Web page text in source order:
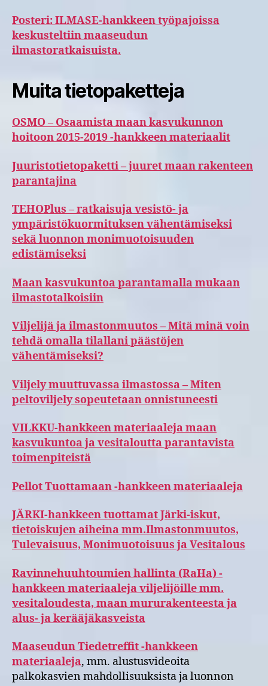
Posteri: ILMASE-hankkeen työpajoissa
keskusteltiin maaseudun
ilmastoratkaisuista.
Muita tietopaketteja
OSMO – Osaamista maan kasvukunnon
hoitoon 2015-2019 -hankkeen materiaalit
Juuristotietopaketti – juuret maan rakenteen
parantajina
TEHOPlus – ratkaisuja vesistö- ja
ympäristökuormituksen vähentämiseksi
sekä luonnon monimuotoisuuden
edistämiseksi
Maan kasvukuntoa parantamalla mukaan
ilmastotalkoisiin
Viljelijä ja ilmastonmuutos – Mitä minä voin
tehdä omalla tilallani päästöjen
vähentämiseksi?
Viljely muuttuvassa ilmastossa – Miten
peltoviljely sopeutetaan onnistuneesti
VILKKU-hankkeen materiaaleja maan
kasvukuntoa ja vesitaloutta parantavista
toimenpiteistä
Pellot Tuottamaan -hankkeen materiaaleja
JÄRKI-hankkeen tuottamat Järki-iskut,
tietoiskujen aiheina mm.Ilmastonmuutos,
Tulevaisuus, Monimuotoisuus ja Vesitalous
Ravinnehuuhtoumien hallinta (RaHa) -
hankkeen materiaaleja viljelijöille mm.
vesitaloudesta, maan mururakenteesta ja
alus- ja kerääjäkasveista
Maaseudun Tiedetreffit -hankkeen
materiaaleja, mm. alustusvideoita
palkokasvien mahdollisuuksista ja luonnon